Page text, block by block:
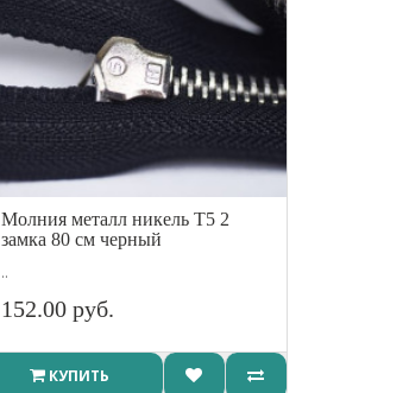
Молния металл никель Т5 2
замка 80 см черный
..
152.00 руб.
КУПИТЬ